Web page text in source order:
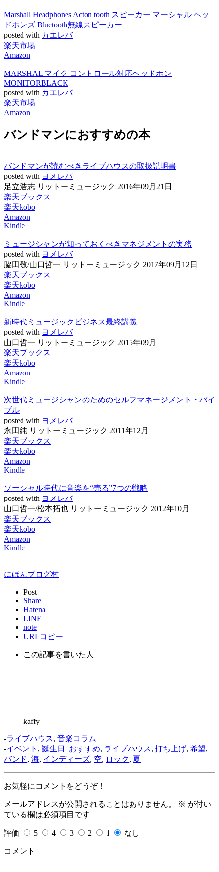
Marshall Headphones Acton tooth スピーカー マーシャル ヘッ
ドホンズ Bluetooth無線スピーカー
posted with カエレバ
楽天市場
Amazon
MARSHAL マイク コントロール対応ヘッドホン
MONITORBLACK
posted with カエレバ
楽天市場
Amazon
バンドマンにおすすめの本
バンドマンが読むべきライブハウスの取扱説明書
posted with ヨメレバ
足立浩志 リットーミュージック 2016年09月21日
楽天ブックス
楽天kobo
Amazon
Kindle
ミュージシャンが知っておくべきマネジメントの実務
posted with ヨメレバ
脇田敬/山口哲一 リットーミュージック 2017年09月12日
楽天ブックス
楽天kobo
Amazon
Kindle
新時代ミュージックビジネス最終講義
posted with ヨメレバ
山口哲一 リットーミュージック 2015年09月
楽天ブックス
楽天kobo
Amazon
Kindle
次世代ミュージシャンのためのセルフマネージメント・バイ
ブル
posted with ヨメレバ
永田純 リットーミュージック 2011年12月
楽天ブックス
楽天kobo
Amazon
Kindle
ソーシャル時代に音楽を“売る”7つの戦略
posted with ヨメレバ
山口哲一/松本拓也 リットーミュージック 2012年10月
楽天ブックス
楽天kobo
Amazon
Kindle
にほんブログ村
Post
Share
Hatena
LINE
note
URLコピー
この記事を書いた人
kaffy
-ライブハウス, 音楽コラム
-イベント , 誕生日 , おすすめ, ライブハウス, 打ち上げ, 希望,
バンド, 海, インディーズ, 空, ロック, 夏
お気軽にコメントをどうぞ！
メールアドレスが公開されることはありません。 ※ が付い
ている欄は必須項目です
評価 5 4 3 2 1 なし
コメント